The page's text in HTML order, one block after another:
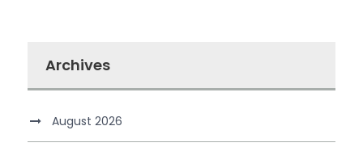
Archives
August 2026